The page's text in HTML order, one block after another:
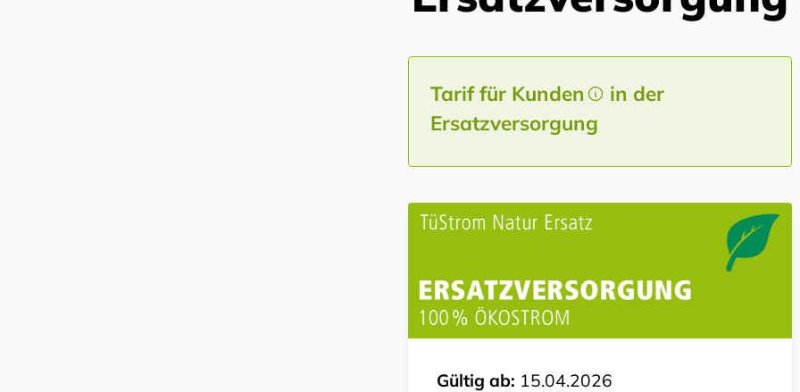
Tarif für Kunden
in der
Ersatzversorgung
Gültig ab: 15.04.2026